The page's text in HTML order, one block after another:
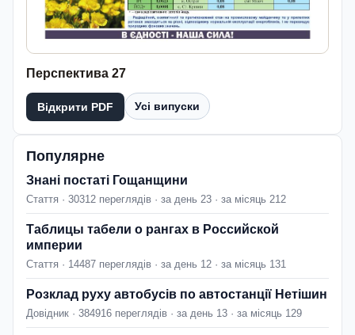
Перспектива 27
Відкрити PDF Усі випуски
Популярне
Знані постаті Гощанщини
Стаття · 30312 переглядів · за день 23 · за місяць 212
Таблицы табели о рангах в Российской
империи
Стаття · 14487 переглядів · за день 12 · за місяць 131
Розклад руху автобусів по автостанції Нетішин
Довідник · 384916 переглядів · за день 13 · за місяць 129